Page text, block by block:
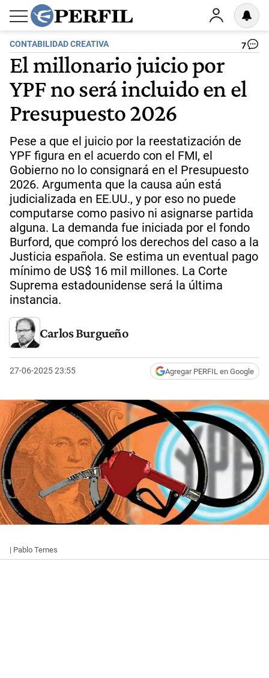
CONTABILIDAD CREATIVA 7
El millonario juicio por
YPF no será incluido en el
Presupuesto 2026
Pese a que el juicio por la reestatización de
YPF figura en el acuerdo con el FMI, el
Gobierno no lo consignará en el Presupuesto
2026. Argumenta que la causa aún está
judicializada en EE.UU., y por eso no puede
computarse como pasivo ni asignarse partida
alguna. La demanda fue iniciada por el fondo
Burford, que compró los derechos del caso a la
Justicia española. Se estima un eventual pago
mínimo de US$ 16 mil millones. La Corte
Suprema estadounidense será la última
instancia.
Carlos Burgueño
27-06-2025 23:55 Agregar PERFIL en Google
| Pablo Temes